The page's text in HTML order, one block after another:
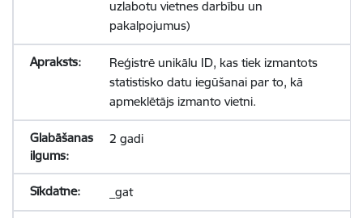
uzlabotu vietnes darbību un
pakalpojumus)
Reģistrē unikālu ID, kas tiek izmantots
statistisko datu iegūšanai par to, kā
apmeklētājs izmanto vietni.
2 gadi
_gat